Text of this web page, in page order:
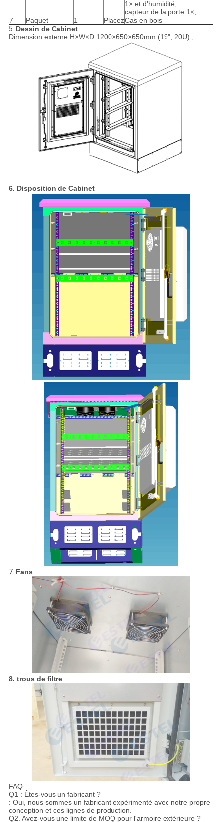
1× et d'humidité,
capteur de la porte 1×,
7
Paquet 1 PlacezCas en bois
5. Dessin de Cabinet
Dimension externe H×W×D 1200×650×650mm (19", 20U) ;
6. Disposition de Cabinet
7. Fans
8. trous de filtre
FAQ
Q1 : Êtes-vous un fabricant ?
: Oui, nous sommes un fabricant expérimenté avec notre propre
conception et des lignes de production.
Q2. Avez-vous une limite de MOQ pour l'armoire extérieure ?